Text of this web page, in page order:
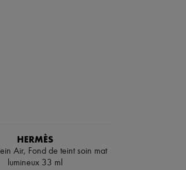
HERMÈS
Air, Fond de teint soin mat
lumineux 33 ml